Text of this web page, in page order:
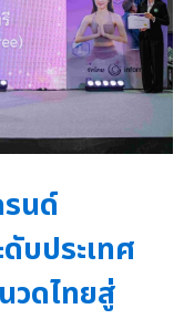
รนด์
บประเทศ
วดไทยสู่